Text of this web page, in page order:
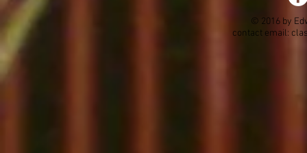
© 2016 by
contact email: